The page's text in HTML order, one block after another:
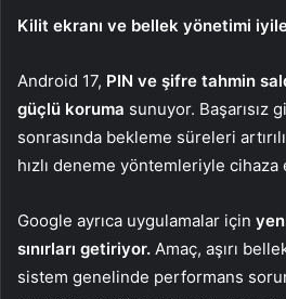
Kilit ekranı ve bellek yönetimi
Android 17, PIN ve şifre tahmin
güçlü koruma sunuyor. Başarısız
sonrasında bekleme süreleri
hızlı deneme yöntemleriyle cihaza
Google ayrıca uygulamalar için
sınırları getiriyor. Amaç, aşırı
sistem genelinde performans